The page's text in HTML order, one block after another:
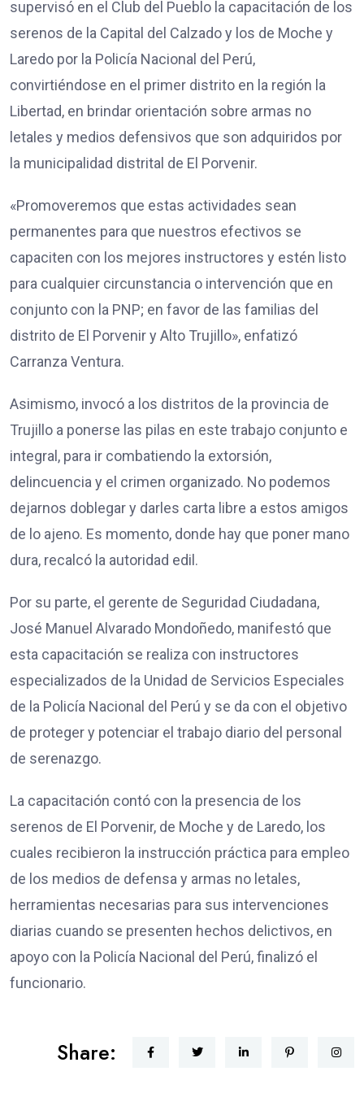
supervisó en el Club del Pueblo la capacitación de los
serenos de la Capital del Calzado y los de Moche y
Laredo por la Policía Nacional del Perú,
convirtiéndose en el primer distrito en la región la
Libertad, en brindar orientación sobre armas no
letales y medios defensivos que son adquiridos por
la municipalidad distrital de El Porvenir.
«Promoveremos que estas actividades sean
permanentes para que nuestros efectivos se
capaciten con los mejores instructores y estén listo
para cualquier circunstancia o intervención que en
conjunto con la PNP; en favor de las familias del
distrito de El Porvenir y Alto Trujillo», enfatizó
Carranza Ventura.
Asimismo, invocó a los distritos de la provincia de
Trujillo a ponerse las pilas en este trabajo conjunto e
integral, para ir combatiendo la extorsión,
delincuencia y el crimen organizado. No podemos
dejarnos doblegar y darles carta libre a estos amigos
de lo ajeno. Es momento, donde hay que poner mano
dura, recalcó la autoridad edil.
Por su parte, el gerente de Seguridad Ciudadana,
José Manuel Alvarado Mondoñedo, manifestó que
esta capacitación se realiza con instructores
especializados de la Unidad de Servicios Especiales
de la Policía Nacional del Perú y se da con el objetivo
de proteger y potenciar el trabajo diario del personal
de serenazgo.
La capacitación contó con la presencia de los
serenos de El Porvenir, de Moche y de Laredo, los
cuales recibieron la instrucción práctica para empleo
de los medios de defensa y armas no letales,
herramientas necesarias para sus intervenciones
diarias cuando se presenten hechos delictivos, en
apoyo con la Policía Nacional del Perú, finalizó el
funcionario.
Share: